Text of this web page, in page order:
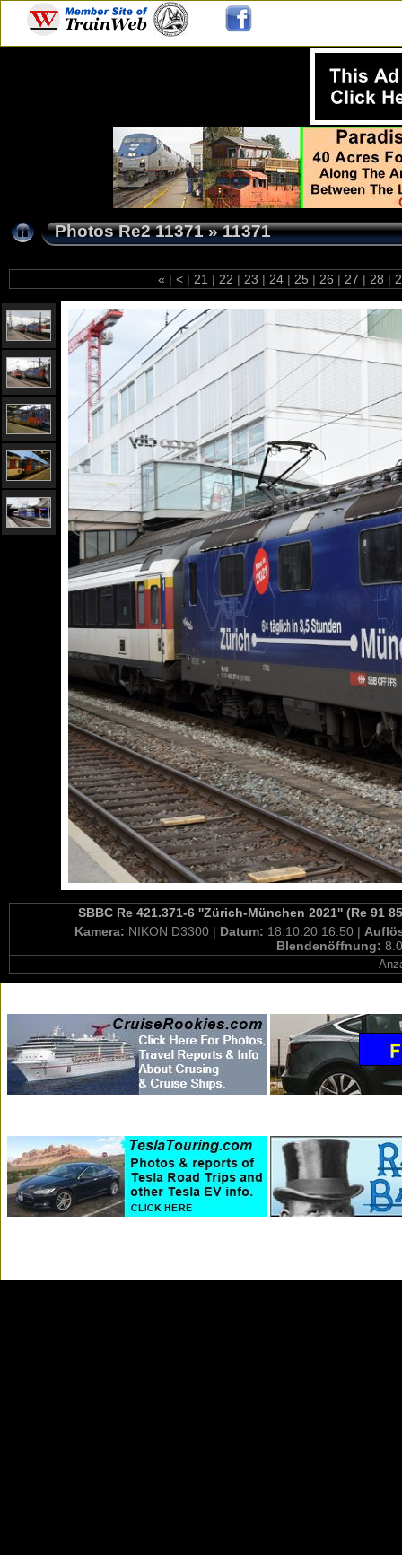
Photos Re2 11371»11371
« | < | 21 | 22 | 23 | 24 | 25 | 26 | 27 | 28 |
SBBC Re 421.371-6 ''Zürich-München 2021'' (Re 91
Kamera: NIKON D3300 | Datum: 18.10.20 16:50 |
Blendenöffnung: